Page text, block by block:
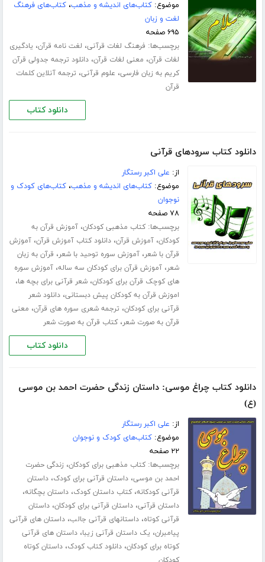
موضوع:کتاب‌های اندیشه و مذهب،کتاب‌های فرهنگ
لغت و زبان
۶۹۵ صفحه
برچسب‌ها: فرهنگ لغات قرآنی، لغت نامه قرآن، یادگیری
لغات قرآن، معنی لغات قرآن،دانلود ترجمه جدولی قرآن
کریم به زبان فارسی، علوم قرآنی، ترجمه آنلاین کلمات
قرآن
دانلود کتاب
دانلود کتاب سرودهای قرآنی
از: علی اکبر رستگار
موضوع:کتاب‌های اندیشه و مذهب،کتاب‌های کودک و
نوجوان
۷۸ صفحه
برچسب‌ها:کتاب مذهبی کودکان،آموزش قرآن به
کودکان،آموزش قرآن،دانلود کتاب آموزش قرآن،آموزش
قرآن با شعر،آموزش سوره توحید با شعر، قرآن به زبان
شعر،آموزش قرآن برای کودکان سه ساله،آموزش سوره
های کوچک قرآن برای کودکان،شعر قرآنی برای بچه ها،
اموزش قرآن به کودکان پیش دبستانی،دانلود شعر
قرآنی برای کودکان، ترجمه شعری سوره های قرآن، معنی
قرآن به صورت شعر،کتاب قرآن به صورت شعر
دانلود کتاب
دانلود کتاب چراغ موسی: داستان زندگی حضرت احمد بن موسی
(ع)
از: علی اکبر رستگار
موضوع:کتاب‌های کودک و نوجوان
۲۲ صفحه
برچسب‌ها:کتاب مذهبی برای کودکان، زندگی حضرت
احمد بن موسی،داستان قرآنی برای کودک،داستان
قرآنی کودکانه،کتاب داستان کودک،داستان بچگانه،
داستان قرآنی،داستان قرآنی برای کودکان،داستان
قرآنی کوتاه،داستانهای قرآنی جالب،داستان های قرآنی
پیامبران، یک داستان قرآنی زیبا،داستان های قرآنی
کوتاه برای کودکان،دانلود کتاب کودک،داستان کوتاه